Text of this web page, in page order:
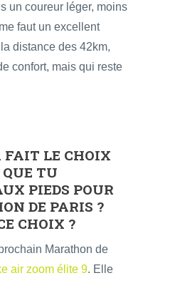
un coureur léger, moins
faut un excellent
distance des 42km,
confort, mais qui reste
FAIT LE CHOIX
TU
PIEDS POUR
DE PARIS ?
CHOIX ?
Marathon de
air zoom élite 9. Elle